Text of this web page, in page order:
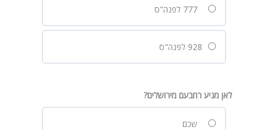
777 לפנה"ס
לאן מגיע רחבעם מירושלים?
שכם